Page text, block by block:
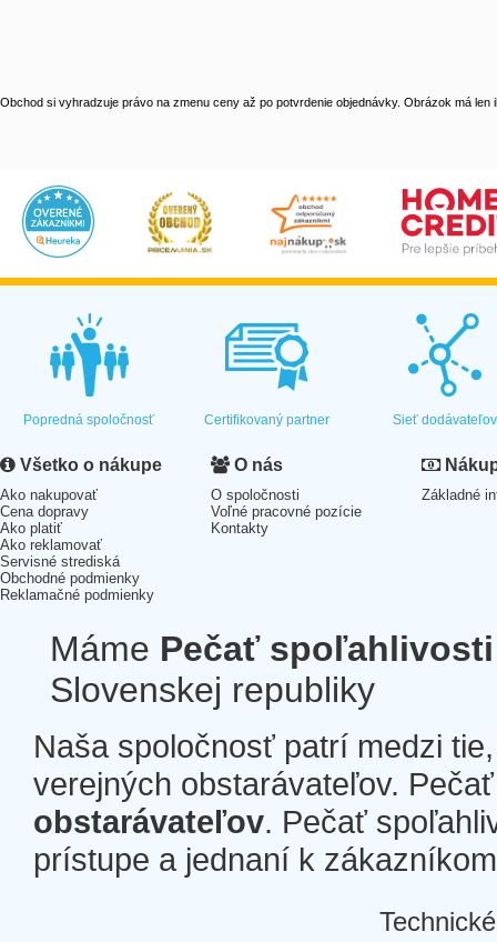
Obchod si vyhradzuje právo na zmenu ceny až po potvrdenie objednávky. Obrázok má len
Popredná spoločnosť Certifikovaný partner Sieť dodávateľov
Všetko o nákupe
Ako nakupovať
Cena dopravy
Ako platiť
Ako reklamovať
Servisné strediská
Obchodné podmienky
Reklamačné podmienky
O nás
O spoločnosti
Voľné pracovné pozície
Kontakty
Základné
Máme Pečať spoľahlivosti
Slovenskej republiky
Naša spoločnosť patrí medzi
verejných obstarávateľov.
obstarávateľov. Pečať
prístupe a jednaní k